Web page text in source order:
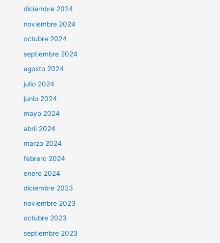
diciembre 2024
noviembre 2024
octubre 2024
septiembre 2024
agosto 2024
julio 2024
junio 2024
mayo 2024
abril 2024
marzo 2024
febrero 2024
enero 2024
diciembre 2023
noviembre 2023
octubre 2023
septiembre 2023